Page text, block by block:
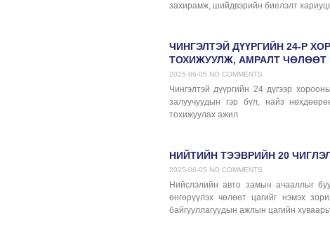
захирамж, шийдвэрийн биелэлт
ЧИНГЭЛТЭЙ ДҮҮРГИЙН 24-Р
ТОХИЖУУЛЖ, АМРАЛТ ЧӨЛӨӨТ
2025-06-05 NO COMMENTS
Чингэлтэй дүүргийн 24 дүгээр
залуучуудын гэр бүл, найз
тохижуулах ажил
НИЙТИЙН ТЭЭВРИЙН 20
2025-06-05 NO COMMENTS
Нийслэлийн авто замын ачааллыг
өнгөрүүлэх чөлөөт цагийг нэмэх
байгууллагуудын ажлын цагийн